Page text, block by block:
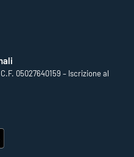
05027640159 – Iscrizione al